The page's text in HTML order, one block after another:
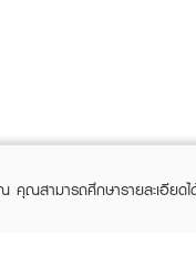
คุณสามารถศึกษารายละเอียดไ